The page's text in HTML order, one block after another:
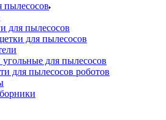
пылесосов
для пылесосов
для пылесосов
для пылесосов
для пылесосов роботов